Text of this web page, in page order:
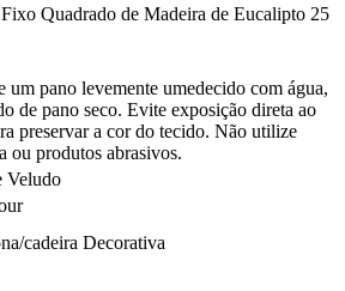
Quadrado de Madeira de Eucalipto 25
um pano levemente umedecido com água,
de pano seco. Evite exposição direta ao
preservar a cor do tecido. Não utilize
ou produtos abrasivos.
Veludo
cadeira Decorativa